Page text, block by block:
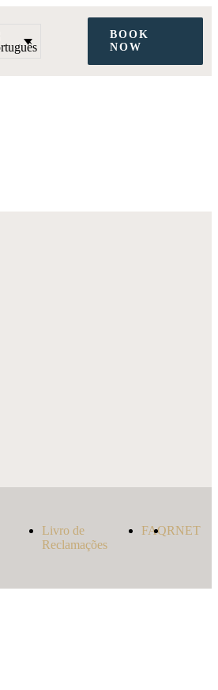
BOOK
NOW
Livro de
Reclamações
FAQRNET